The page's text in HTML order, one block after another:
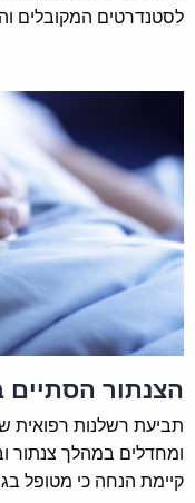
לסטנדרטים המקובלים
הצנתור הסתיים
תביעת רשלנות רפואית
ומחדלים במהלך צנתור
קיימת הנחה כי מטופל